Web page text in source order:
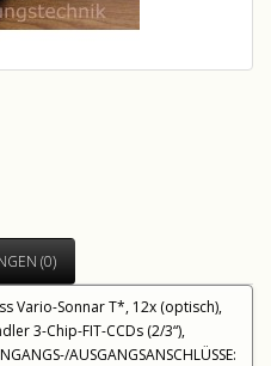
(0)
Vario-Sonnar T*, 12x (optisch),
3-Chip-FIT-CCDs (2/3“),
AUSGANGSANSCHLÜSSE: